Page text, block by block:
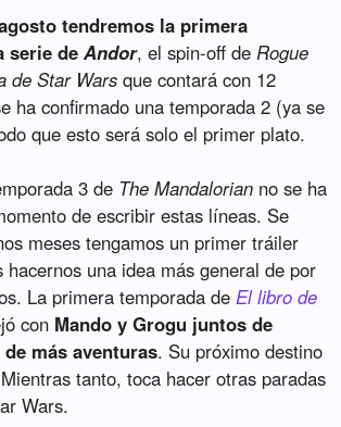
tendremos la primera
serie deAndor, el spin-off de Rogue
de Star Wars que contará con 12
ha confirmado una temporada 2 (ya se
que esto será solo el primer plato.
3 de The Mandalorian no se ha
de escribir estas líneas. Se
meses tengamos un primer tráiler
hacernos una idea más general de por
La primera temporada de El libro de
con Mando y Grogu juntos de
más aventuras. Su próximo destino
tanto, toca hacer otras paradas
Wars.